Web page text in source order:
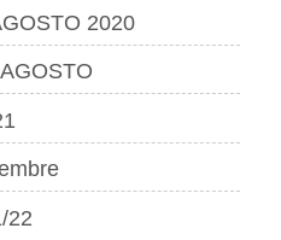
2020
22